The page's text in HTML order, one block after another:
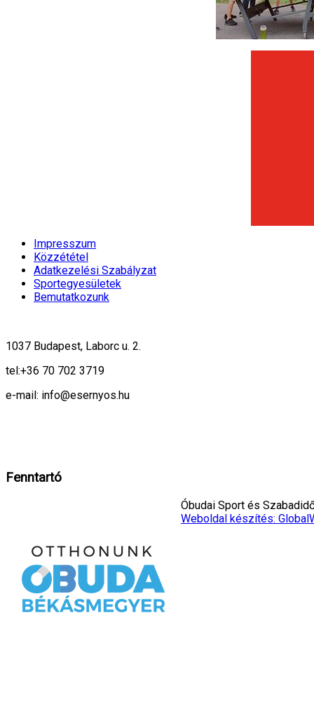
Impresszum
Közzététel
Adatkezelési Szabályzat
Sportegyesületek
Bemutatkozunk
1037 Budapest, Laborc u. 2.
tel:+36 70 702 3719
e-mail: info@esernyos.hu
Fenntartó
Óbudai Sport és
Weboldal készítés: